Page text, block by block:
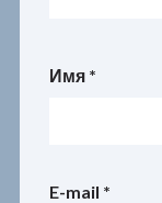
Имя *
E-mail *